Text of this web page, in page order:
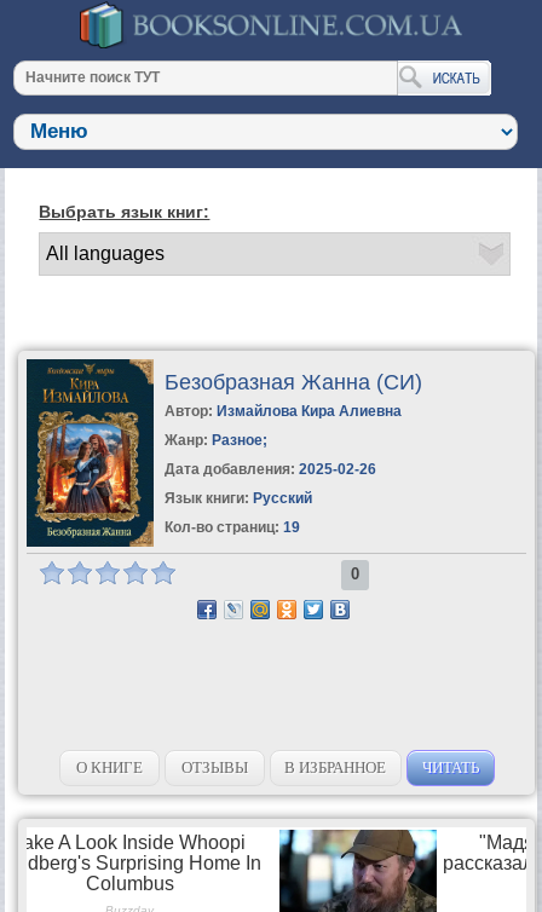
Выбрать язык книг:
Безобразная Жанна (СИ)
Автор: Измайлова Кира Алиевна
Жанр: Разное;
Дата добавления: 2025-02-26
Язык книги: Русский
Кол-во страниц: 19
0
О КНИГЕ ОТЗЫВЫ В ИЗБРАННОЕ ЧИТАТЬ